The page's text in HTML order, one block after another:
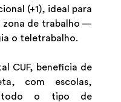
(+1), ideal para
de trabalho —
o teletrabalho.
CUF, beneficia de
com escolas,
todo o tipo de